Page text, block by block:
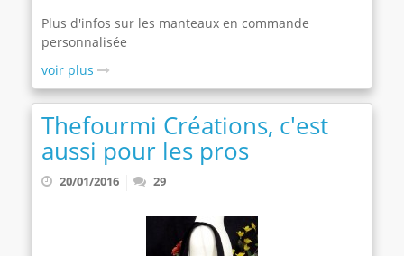
Plus d'infos sur les manteaux en commande
personnalisée
voir plus
Thefourmi Créations, c'est
aussi pour les pros
20/01/2016 29